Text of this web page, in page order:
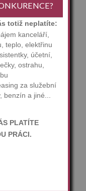
totiž neplatíte:
kanceláří,
teplo, elektřinu
účetní,
ostrahu,
za služební
benzín a jiné...
PLATÍTE
PRÁCI.